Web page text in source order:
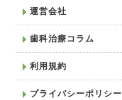
運営会社
歯科治療コラム
利用規約
プライバシーポリシー